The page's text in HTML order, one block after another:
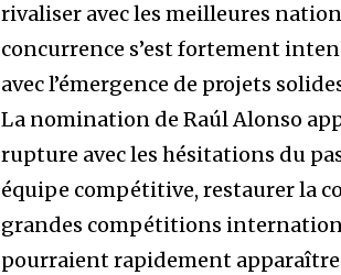
rivaliser avec les meilleures
concurrence s’est fortement
avec l’émergence de projets
La nomination de Raúl Alonso
rupture avec les hésitations du
équipe compétitive, restaurer la
grandes compétitions
pourraient rapidement